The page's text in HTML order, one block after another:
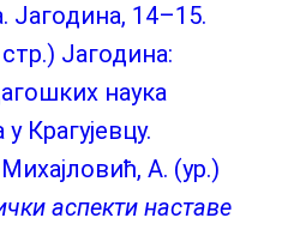
Јагодина, 14–15.
Јагодина:
наука
Крагујевцу.
А. (ур.)
аспекти наставе